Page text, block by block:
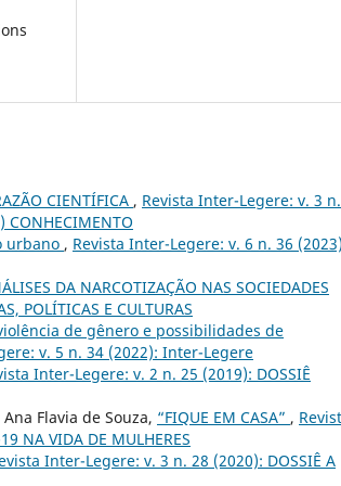
CIENTÍFICA , Revista Inter-Legere: v. 3
CONHECIMENTO
urbano , Revista Inter-Legere: v. 6 n. 36
DA NARCOTIZAÇÃO NAS SOCIEDADES
POLÍTICAS E CULTURAS
de gênero e possibilidades de
v. 5 n. 34 (2022): Inter-Legere
Inter-Legere: v. 2 n. 25 (2019): DOSSIÊ
Flavia de Souza, “FIQUE EM CASA” ,
NA VIDA DE MULHERES
Inter-Legere: v. 3 n. 28 (2020): DOSSIÊ A